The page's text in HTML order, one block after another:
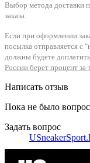
Выбор метода доставки
заказа.
Если при оформлении
посылка отправляется
должны будете
России берет процент
Написать отзыв
Пока не было
Задать вопрос